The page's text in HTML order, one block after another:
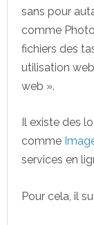
sans pour
comme
fichiers des
utilisation
web ».
Il existe des
comme
services en
Pour cela, il